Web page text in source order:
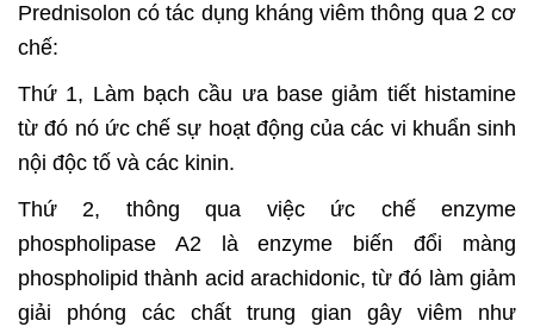
Prednisolon có tác dụng kháng viêm thông qua 2 cơ
chế:
Thứ 1, Làm bạch cầu ưa base giảm tiết histamine
từ đó nó ức chế sự hoạt động của các vi khuẩn sinh
nội độc tố và các kinin.
Thứ 2, thông qua việc ức chế enzyme
phospholipase A2 là enzyme biến đổi màng
phospholipid thành acid arachidonic, từ đó làm giảm
giải phóng các chất trung gian gây viêm như